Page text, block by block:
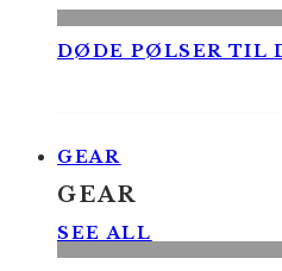
DØDE PØLSER TIL
GEAR
GEAR
SEE ALL